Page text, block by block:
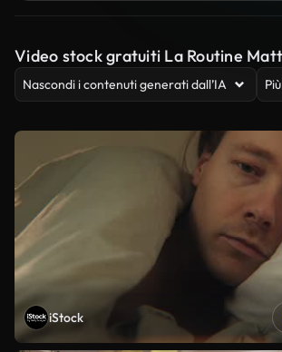
Video stock gratuiti La Routine
Nascondi i contenuti generati dall’IA
iStock